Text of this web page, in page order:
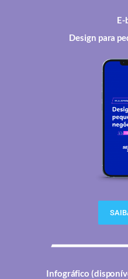
E-
Design para
Infográfico